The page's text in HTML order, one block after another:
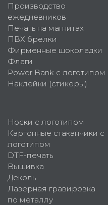
Производство
ежедневников
Печать на магнитах
ПВХ брелки
Фирменные шоколадки
Флаги
Power Bank с логотипом
Наклейки (стикеры)
Носки с логотипом
Картонные стаканчики с
логотипом
DTF-печать
Вышивка
Деколь
Лазерная гравировка
по металлу